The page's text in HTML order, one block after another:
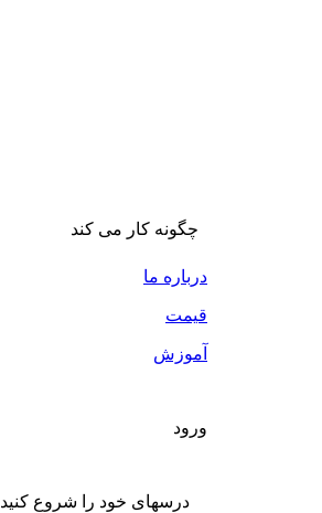
چگونه کار می کند
درباره ما
قیمت
آموزش
ورود
درسهای خود را شروع کنید